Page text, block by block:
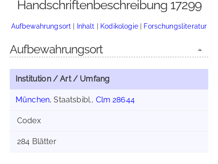
Handschriftenbeschreibung 17299
Aufbewahrungsort | Inhalt | Kodikologie| Forschungsliteratur
Aufbewahrungsort
Institution / Art / Umfang
München, Staatsbibl., Clm 28644
Codex
284 Blätter